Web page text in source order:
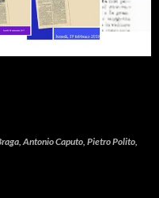
Antonio Caputo, Pietro Polito,